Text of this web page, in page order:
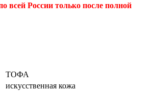
всей России только после полной
ТОФА
искусственная кожа